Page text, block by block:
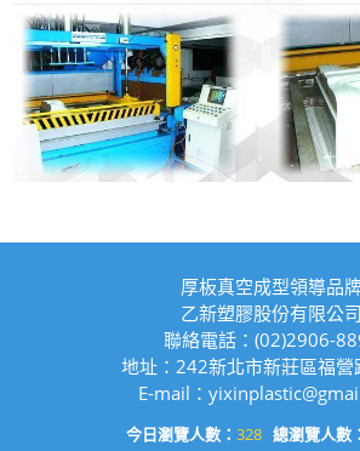
厚板真空成型領導品
乙新塑膠股份有限公司
聯絡電話：(02)2906-
地址：242新北市新莊區福
E-mail：
今日瀏覽人數： 328 總瀏覽人數：